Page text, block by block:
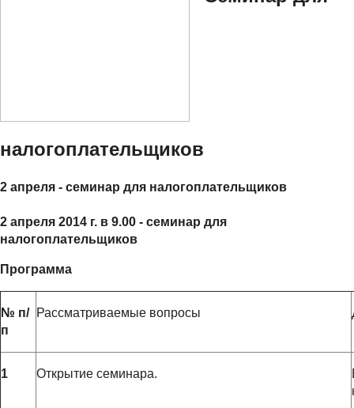
налогоплательщиков
2 апреля - семинар для налогоплательщиков
2 апреля 2014 г. в 9.00 - семинар для
налогоплательщиков
Программа
№ п/
п
Рассматриваемые вопросы
1 Открытие семинара.